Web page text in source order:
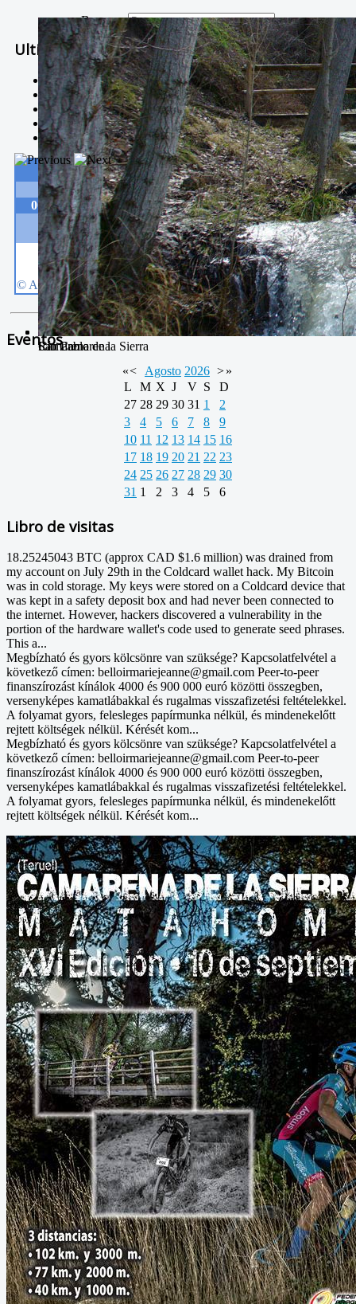
Buscar...
San Pablo
Camarena de la Sierra
Río Camarena
Ultimas Noticias
Solidaria carrera - 7 TÉRMINOS XTREM
Temporal de Febrero
Nevada Enero 2018
La estación de esquí de Javalambre abrirán este sábado
Larga vida a las escuelas
Eventos
«< Agosto 2026 >»
L
M X J V S
D
27 28 29 30 31 1
2
3
4 5 6 7 8
9
10 11 12 13 14 15 16
17 18 19 20 21 22 23
24 25 26 27 28 29 30
31 1 2 3 4 5 6
Libro de visitas
18.25245043 BTC (approx CAD $1.6 million) was drained from
my account on July 29th in the Coldcard wallet hack. My Bitcoin
was in cold storage. My keys were stored on a Coldcard device that
was kept in a safety deposit box and had never been connected to
the internet. However, hackers discovered a vulnerability in the
portion of the hardware wallet's code used to generate seed phrases.
This a...
Megbízható és gyors kölcsönre van szüksége? Kapcsolatfelvétel a
következő címen: belloirmariejeanne@gmail.com Peer-to-peer
finanszírozást kínálok 4000 és 900 000 euró közötti összegben,
versenyképes kamatlábakkal és rugalmas visszafizetési feltételekkel.
A folyamat gyors, felesleges papírmunka nélkül, és mindenekelőtt
rejtett költségek nélkül. Kérését kom...
Megbízható és gyors kölcsönre van szüksége? Kapcsolatfelvétel a
következő címen: belloirmariejeanne@gmail.com Peer-to-peer
finanszírozást kínálok 4000 és 900 000 euró közötti összegben,
versenyképes kamatlábakkal és rugalmas visszafizetési feltételekkel.
A folyamat gyors, felesleges papírmunka nélkül, és mindenekelőtt
rejtett költségek nélkül. Kérését kom...